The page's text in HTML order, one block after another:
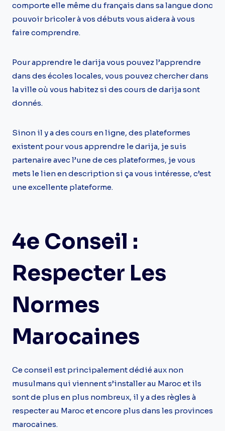
comporte elle même du français dans sa langue donc
pouvoir bricoler à vos débuts vous aidera à vous
faire comprendre.
Pour apprendre le darija vous pouvez l’apprendre
dans des écoles locales, vous pouvez chercher dans
la ville où vous habitez si des cours de darija sont
donnés.
Sinon il y a des cours en ligne, des plateformes
existent pour vous apprendre le darija, je suis
partenaire avec l’une de ces plateformes, je vous
mets le lien en description si ça vous intéresse, c’est
une excellente plateforme.
4e Conseil :
Respecter Les
Normes
Marocaines
Ce conseil est principalement dédié aux non
musulmans qui viennent s’installer au Maroc et ils
sont de plus en plus nombreux, il y a des règles à
respecter au Maroc et encore plus dans les provinces
marocaines.